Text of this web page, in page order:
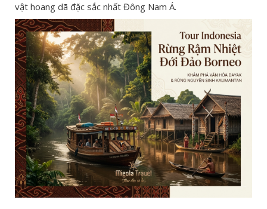
vật hoang dã đặc sắc nhất Đông Nam Á.